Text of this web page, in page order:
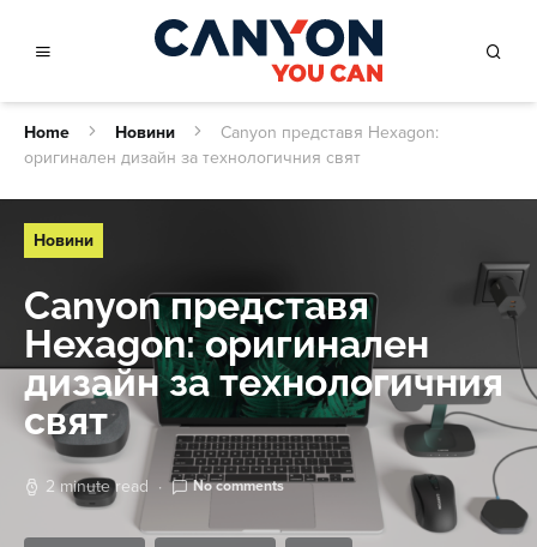
Home Новини
Canyon представя Hexagon:
оригинален дизайн за технологичния свят
Новини
Canyon представя
Hexagon: оригинален
дизайн за технологичния
свят
2 minute read No comments